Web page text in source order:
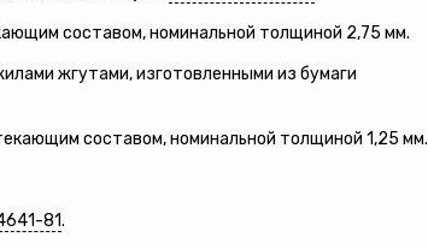
составом, номинальной толщиной 2,75 мм.
жгутами, изготовленными из бумаги
составом, номинальной толщиной 1,25 мм.
81.